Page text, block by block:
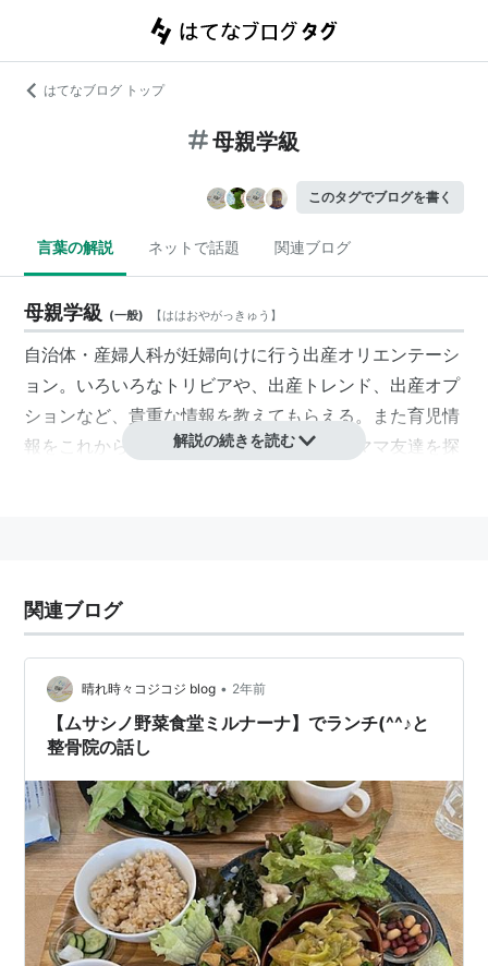
はてなブログ トップ
母親学級
このタグでブログを書く
言葉の解説 ネットで話題 関連ブログ
母親学級 (一般) 【ははおやがっきゅう 】
自治体・産婦人科が妊婦向けに行う出産オリエンテーシ
ョン。いろいろなトリビアや、出産トレンド、出産オプ
ションなど、貴重な情報を教えてもらえる。また育児情
報をこれから情報交換していくことになるママ友達を探
出産後エステ、フットバスなど）を受けられないように
しているところもある。
また、類似のものに父親学級(両親学級)もあるが、そち
らにもなぜか妊婦さんが付き添うようになっている場合
が多い。夫は父親学級だけ出席でいいのに、妊婦さんは
父親・母親学級の両方で二度手間になり不公平だ、と思
われる向きもあろうが、ダンナさまもなんだか怖いとい
ってイヤがることが多いし、やはり母親学級とは少し違
う情報も得られるので、気軽に付き添ってあげよう。
解説の続きを読む
関連ブログ
晴れ時々コジコジ blog • 2年前
【ムサシノ野菜食堂ミルナーナ】でランチ(^^♪と
整骨院の話し